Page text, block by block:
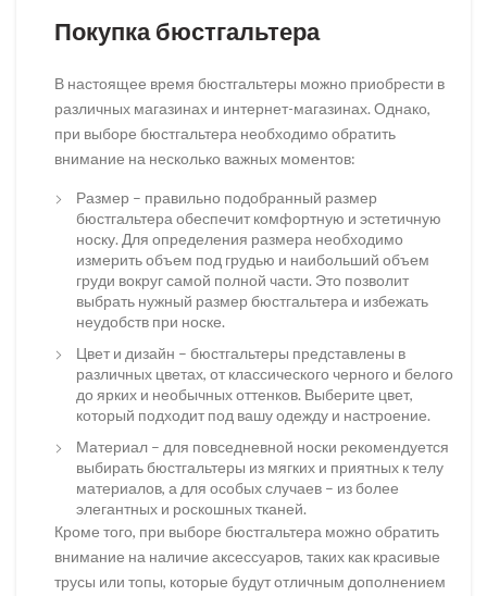
Покупка бюстгальтера
В настоящее время бюстгальтеры можно приобрести в
различных магазинах и интернет-магазинах. Однако,
при выборе бюстгальтера необходимо обратить
внимание на несколько важных моментов:
Размер – правильно подобранный размер
бюстгальтера обеспечит комфортную и эстетичную
носку. Для определения размера необходимо
измерить объем под грудью и наибольший объем
груди вокруг самой полной части. Это позволит
выбрать нужный размер бюстгальтера и избежать
неудобств при носке.
Цвет и дизайн – бюстгальтеры представлены в
различных цветах, от классического черного и белого
до ярких и необычных оттенков. Выберите цвет,
который подходит под вашу одежду и настроение.
Материал – для повседневной носки рекомендуется
выбирать бюстгальтеры из мягких и приятных к телу
материалов, а для особых случаев – из более
элегантных и роскошных тканей.
Кроме того, при выборе бюстгальтера можно обратить
внимание на наличие аксессуаров, таких как красивые
трусы или топы, которые будут отличным дополнением